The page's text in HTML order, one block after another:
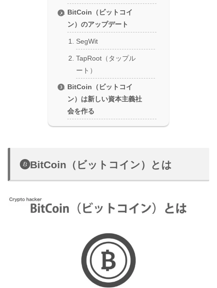
BitCoin（ビットコイ
ン）のアップデート
SegWit
TapRoot（タップル
ート）
BitCoin（ビットコイ
ン）は新しい資本主義社
会を作る
BitCoin（ビットコイン）とは